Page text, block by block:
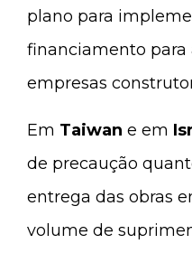
plano para
financiamento para
empresas
Em Taiwan e em
de precaução
entrega das obras
volume de